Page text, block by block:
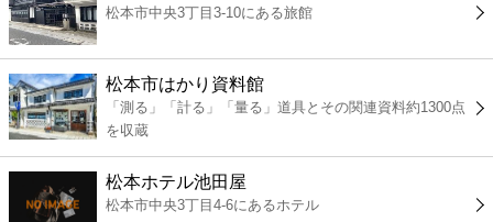
書店
ファミレス
カフェ
松本市中央3丁目3-10にある旅館
松本市はかり資料館
「測る」「計る」「量る」道具とその関連資料約1300点
を収蔵
松本ホテル池田屋
松本市中央3丁目4-6にあるホテル